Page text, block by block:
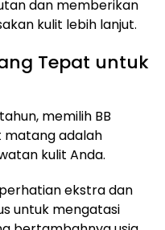
dan memberikan
kulit lebih lanjut.
Tepat untuk
memilih BB
adalah
kulit Anda.
ekstra dan
untuk mengatasi